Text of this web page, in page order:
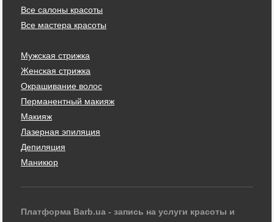
Все салоны красоты
Все мастера красоты
Мужская стрижка
Женская стрижка
Окрашивание волос
Перманентный макияж
Макияж
Лазерная эпиляция
Депиляция
Маникюр
Платформа Barb.ua - запись на услуги красоты и